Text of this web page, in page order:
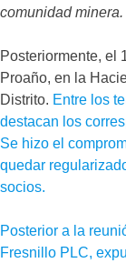
comunidad minera.
Posteriormente, el
Proaño, en la
Distrito. Entre los
destacan los
Se hizo el
quedar
socios.
Posterior a la
Fresnillo PLC,